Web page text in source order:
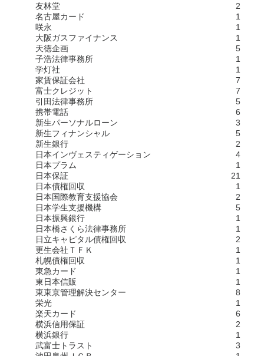
友林堂
2
名古屋カード
1
咲永
1
大阪ガスファイナンス
1
天徳企画
5
子浩法律事務所
1
学灯社
1
家賃保証会社
7
富士クレジット
7
引田法律事務所
5
携帯電話
6
新生パーソナルローン
3
新生フィナンシャル
5
新生銀行
2
日本インヴェスティゲーション
4
日本プラム
1
日本保証
21
日本債権回収
1
日本国際教育支援協会
2
日本学生支援機構
5
日本振興銀行
1
日本橋さくら法律事務所
1
日立キャピタル債権回収
2
更生会社ＴＦＫ
1
札幌債権回収
1
東急カード
1
東日本信販
1
東東京管理解決センター
8
栄光
1
楽天カード
6
横浜信用保証
2
横浜銀行
1
武富士トラスト
3